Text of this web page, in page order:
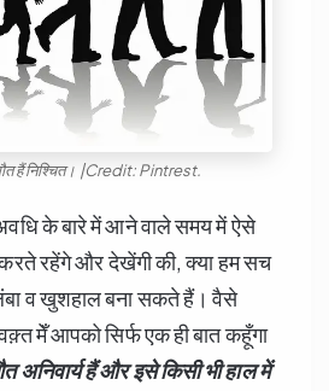
हैं निश्चित। |Credit: Pintrest.
के बारे में आने वाले समय में ऐसे
करते रहेंगे और देखेंगी की, क्या हम सच
व खुशहाल बना सकते हैं। वैसे
मेँ आपको सिर्फ एक ही बात कहूँगा
अनिवार्य हैं और इसे किसी भी हाल में